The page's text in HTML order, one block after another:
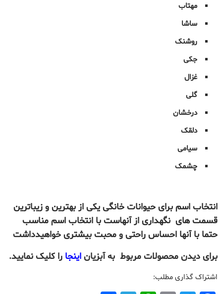
مهتاب
ساشا
روشنک
جکی
غزال
گلی
درخشان
دلقک
سیامی
چشمک
انتخاب اسم برای حیوانات خانگی یکی از بهترین و زیباترین
قسمت های نگهداری از آنهاست با انتخاب اسم مناسب
حتما با آنها احساس راحتی و محبت بیشتری خواهیدداشت
برای دیدن محصولات مربوط به آبزیاناینجارا کلیک نمایید.
اشتراک گذاری مطلب: